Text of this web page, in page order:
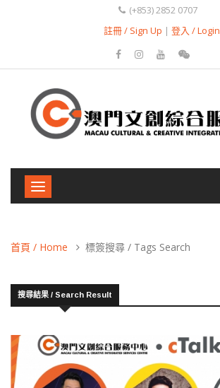
(+853) 2852 0707
註冊 / Sign Up | 登入 / Login
Toggle
navigation
首頁 / Home 標簽搜尋 / Tags Search
搜尋結果 / Search Result